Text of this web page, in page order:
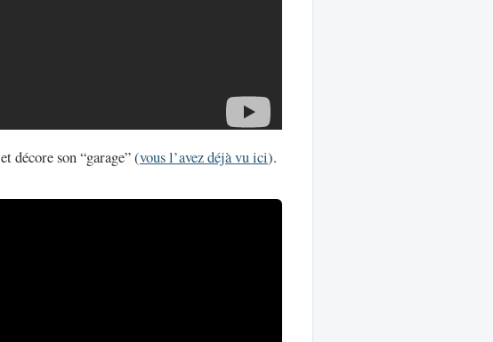
décore son “garage” (vous l’avez déjà vu ici).